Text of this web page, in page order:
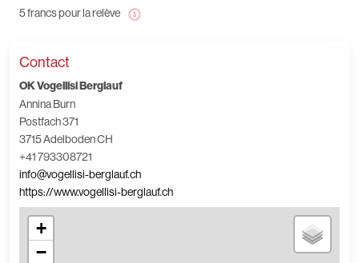
5 francs pour la relève
Contact
OK Vogellisi Berglauf
Annina Burn
Postfach 371
3715 Adelboden CH
+41 793308721
info@vogellisi-berglauf.ch
https://www.vogellisi-berglauf.ch
+
−